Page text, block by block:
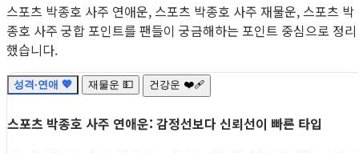
스포츠 박종호 사주 연애운, 스포츠 박종호 사주 재물운, 스포츠 박
종호 사주 궁합 포인트를 팬들이 궁금해하는 포인트 중심으로 정리
했습니다.
성격·연애 💖 재물운 💵 건강운 ❤️‍🩹
스포츠 박종호 사주 연애운: 감정선보다 신뢰선이 빠른 타입